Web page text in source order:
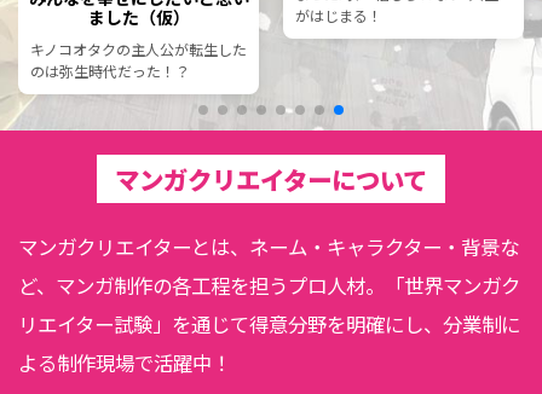
がはじまる！
マンガクリエイターについて
マンガクリエイターとは、ネーム・キャラクター・背景な
ど、マンガ制作の各工程を担うプロ人材。「世界マンガク
リエイター試験」を通じて得意分野を明確にし、分業制に
よる制作現場で活躍中！